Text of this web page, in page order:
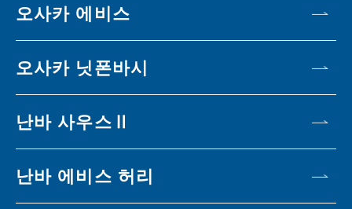
오사카 에비스
오사카 닛폰바시
난바 사우스Ⅱ
난바 에비스 허리